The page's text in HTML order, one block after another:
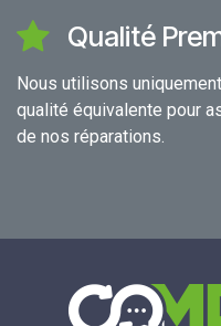
Qualité
Nous utilisons
qualité équivalente pour
de nos réparations.